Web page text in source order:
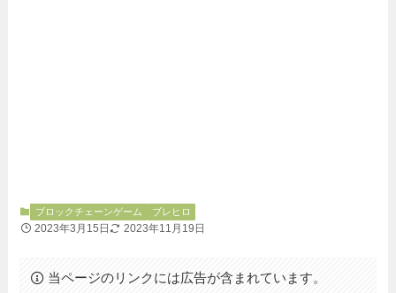
ブロックチェーンゲーム ブレヒロ
2023年3月15日 2023年11月19日
当ページのリンクには広告が含まれています。